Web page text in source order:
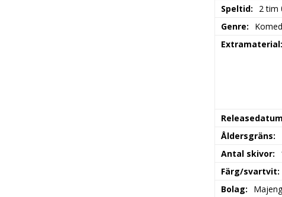
Speltid
2 tim
Genre
Extramaterial
Releasedatum
Åldersgräns
Antal skivor
Färg/svartvit
Bolag